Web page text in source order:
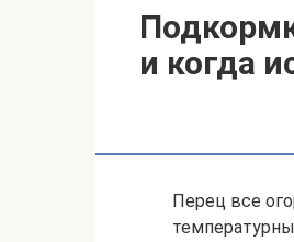
и когда
Перец все